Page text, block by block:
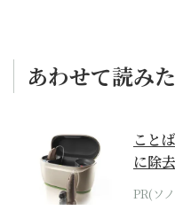
あわせて読み
こと
に除
位モ
PR(ソ